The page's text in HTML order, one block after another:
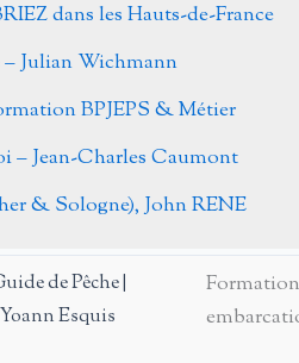
dans les Hauts-de-France
Julian Wichmann
BPJEPS & Métier
– Jean-Charles Caumont
& Sologne), John RENE
de Pêche |
Esquis